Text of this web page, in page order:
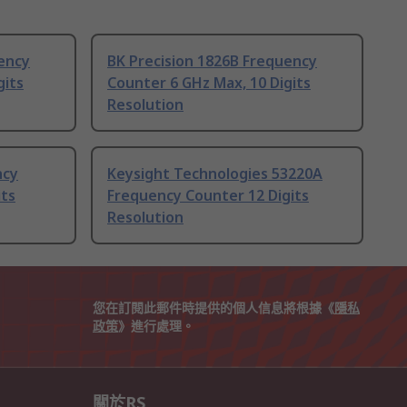
BK Precision 1826B Frequency
Counter 6 GHz Max, 10 Digits
Resolution
Keysight Technologies 53220A
Frequency Counter 12 Digits
Resolution
您在訂閱此郵件時提供的個人信息將根據《隱私
政策》進行處理。